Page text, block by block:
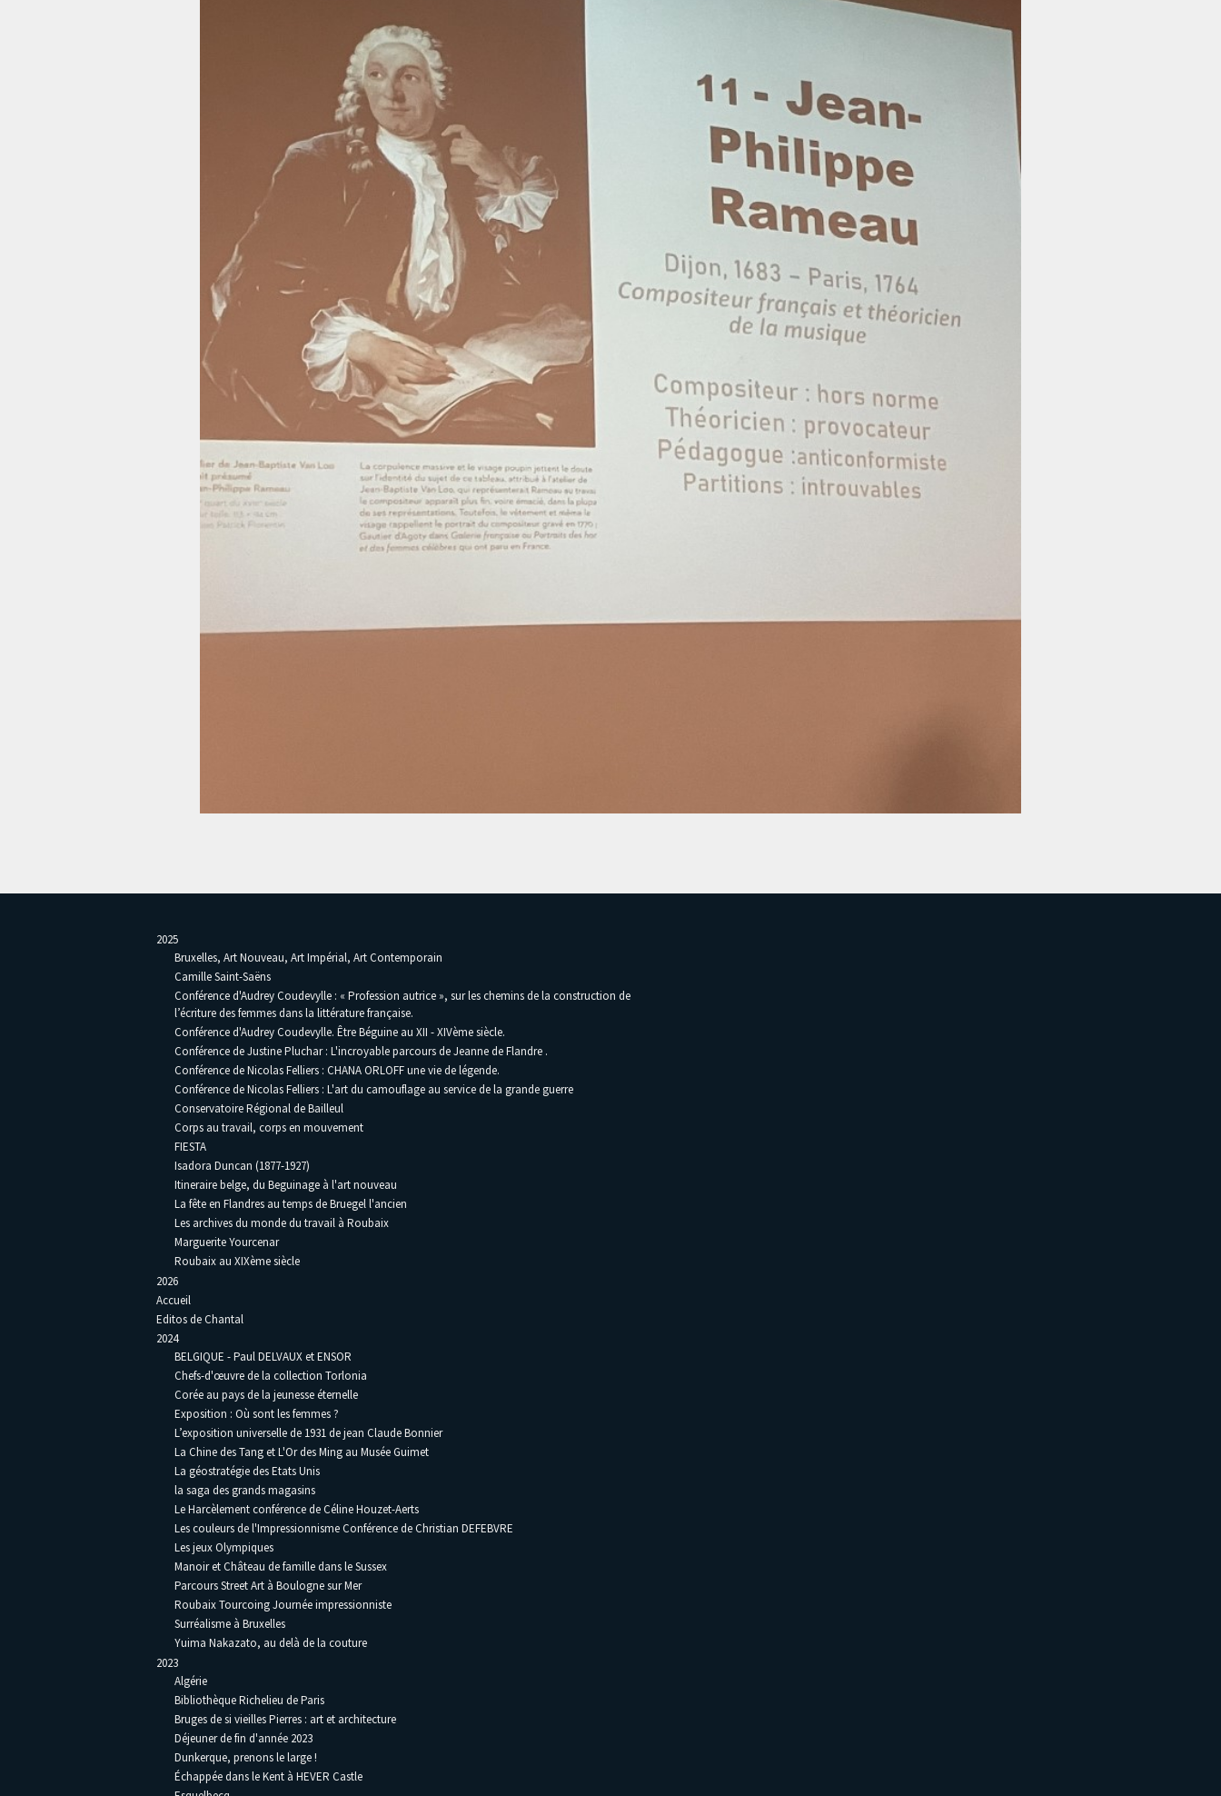
2025
Bruxelles, Art Nouveau, Art Impérial, Art Contemporain
Camille Saint-Saëns
Conférence d'Audrey Coudevylle : « Profession autrice », sur les chemins de la construction de
l’écriture des femmes dans la littérature française.
Conférence d'Audrey Coudevylle. Être Béguine au XII - XIVème siècle.
Conférence de Justine Pluchar : L'incroyable parcours de Jeanne de Flandre .
Conférence de Nicolas Felliers : CHANA ORLOFF une vie de légende.
Conférence de Nicolas Felliers : L'art du camouflage au service de la grande guerre
Conservatoire Régional de Bailleul
Corps au travail, corps en mouvement
FIESTA
Isadora Duncan (1877-1927)
Itineraire belge, du Beguinage à l'art nouveau
La fête en Flandres au temps de Bruegel l'ancien
Les archives du monde du travail à Roubaix
Marguerite Yourcenar
Roubaix au XIXème siècle
2026
Accueil
Editos de Chantal
2024
BELGIQUE - Paul DELVAUX et ENSOR
Chefs-d'œuvre de la collection Torlonia
Corée au pays de la jeunesse éternelle
Exposition : Où sont les femmes ?
L’exposition universelle de 1931 de jean Claude Bonnier
La Chine des Tang et L'Or des Ming au Musée Guimet
La géostratégie des Etats Unis
la saga des grands magasins
Le Harcèlement conférence de Céline Houzet-Aerts
Les couleurs de l'Impressionnisme Conférence de Christian DEFEBVRE
Les jeux Olympiques
Manoir et Château de famille dans le Sussex
Parcours Street Art à Boulogne sur Mer
Roubaix Tourcoing Journée impressionniste
Surréalisme à Bruxelles
Yuima Nakazato, au delà de la couture
2023
Algérie
Bibliothèque Richelieu de Paris
Bruges de si vieilles Pierres : art et architecture
Déjeuner de fin d'année 2023
Dunkerque, prenons le large !
Échappée dans le Kent à HEVER Castle